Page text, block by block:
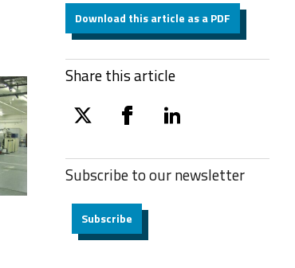
Download this article as a PDF
Share this article
twitter facebooklinkedin
Subscribe to ournewsletter
Subscribe